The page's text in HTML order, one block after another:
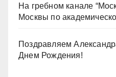
На гребном канале
Москвы по
Поздравляем
Днем Рождения!